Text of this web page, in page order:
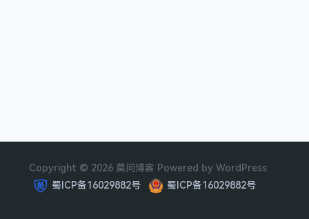
Copyright © 2026 莫问博客 Powered by WordPress
蜀ICP备16029882号
蜀ICP备16029882号